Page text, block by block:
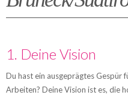
1. Deine Vision
Du hast ein ausgeprägtes Gespür
Arbeiten? Deine Vision ist es, die